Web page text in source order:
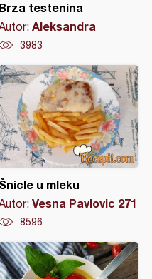
Brza testenina
Aleksandra
3983
Šnicle u mleku
Vesna Pavlovic 271
8596